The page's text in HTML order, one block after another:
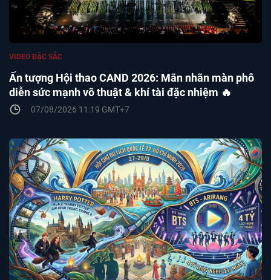
Ấn tượng Hội thao CAND 2026: Mãn nhãn màn phô
diễn sức mạnh võ thuật & khí tài đặc nhiệm 🔥
VIDEO ĐẶC SẮC
07/08/2026 11:19 GMT+7